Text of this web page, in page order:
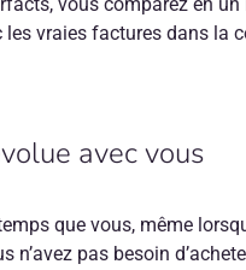
vous comparez en
les vraies factures dans la
avec vous
que vous, même
n’avez pas besoin